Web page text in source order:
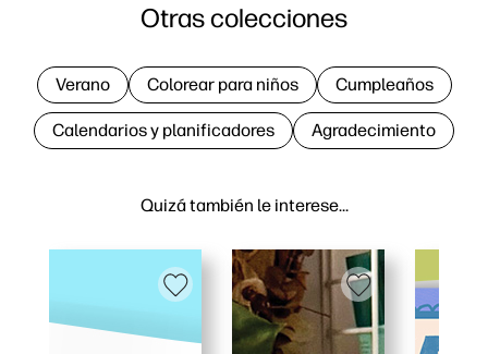
Quizá también le interese…
Otras colecciones
Verano Colorear para niños Cumpleaños
Calendarios y planificadores Agradecimiento